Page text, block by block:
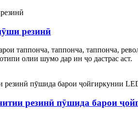
резинӣ
таппонча, таппонча, таппонча,
олии шумо дар ин ҷо дастрас аст.
резинӣ пӯшида барои